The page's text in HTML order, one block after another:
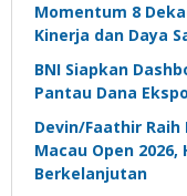
Momentum 8
Kinerja dan Daya
BNI Siapkan
Pantau Dana
Devin/Faathir Raih
Macau Open
Berkelanjutan